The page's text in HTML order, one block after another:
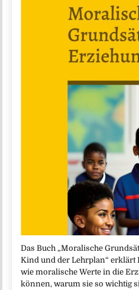
Das Buch „Moralische
Kind und der Lehrplan“ erklärt
wie moralische Werte in die
können, warum sie so wichtig